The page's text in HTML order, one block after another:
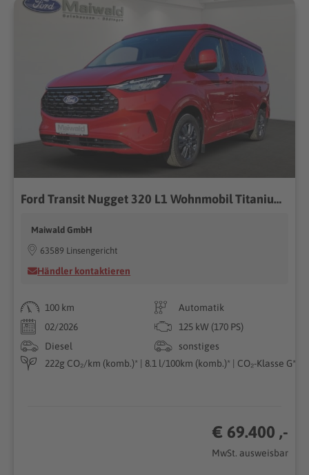
Ford Transit Nugget 320 L1 Wohnmobil Titanium Aufstelldach FWD 2.0 EcoBlue EU6d
Maiwald GmbH
63589 Linsengericht
Händler kontaktieren
100 km
Automatik
02/2026
125 kW (170 PS)
Diesel
sonstiges
222g CO₂/km (komb.)* | 8.1 l/100km (komb.)* | CO₂-Klasse G*
€ 69.400 ,-
MwSt. ausweisbar